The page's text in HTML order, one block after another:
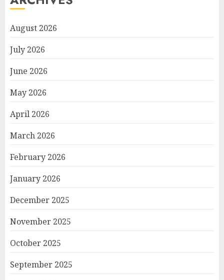
August 2026
July 2026
June 2026
May 2026
April 2026
March 2026
February 2026
January 2026
December 2025
November 2025
October 2025
September 2025